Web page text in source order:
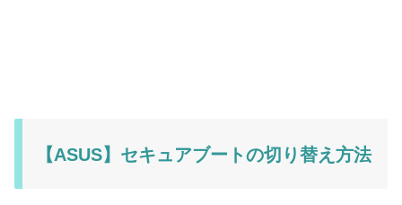
【ASUS】セキュアブートの切り替え方法